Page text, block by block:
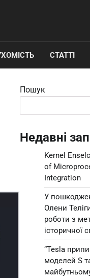
СТАТТІ
Пошук
Недавні
Kernel
of
Integration
У
Олени
роботи з
історичної
“Tesla
моделей S